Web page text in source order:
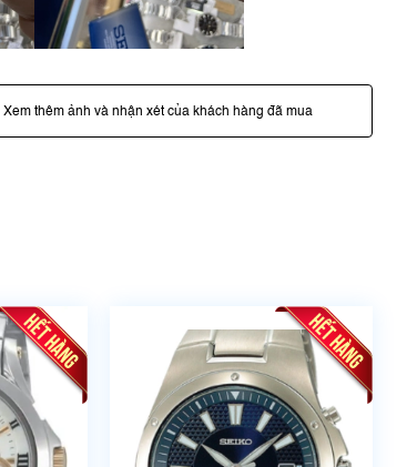
Xem thêm ảnh và nhận xét của khách hàng đã mua